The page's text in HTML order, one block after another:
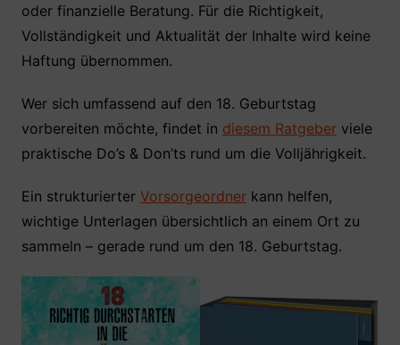
oder finanzielle Beratung. Für die Richtigkeit,
Vollständigkeit und Aktualität der Inhalte wird keine
Haftung übernommen.
Wer sich umfassend auf den 18. Geburtstag
vorbereiten möchte, findet in diesem Ratgeberviele
praktische Do’s & Don’ts rund um die Volljährigkeit.
Ein strukturierter Vorsorgeordnerkann helfen,
wichtige Unterlagen übersichtlich an einem Ort zu
sammeln – gerade rund um den 18. Geburtstag.